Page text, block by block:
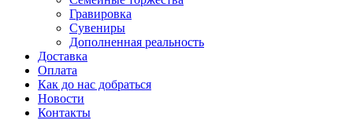
Гравировка
Сувениры
Дополненная реальность
Доставка
Оплата
Как до нас добраться
Новости
Контакты